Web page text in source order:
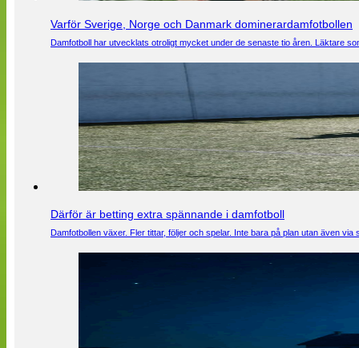
Varför Sverige, Norge och Danmark dominerardamfotbollen
Damfotboll har utvecklats otroligt mycket under de senaste tio åren. Läktare
Därför är betting extra spännande i damfotboll
Damfotbollen växer. Fler tittar, följer och spelar. Inte bara på plan utan även